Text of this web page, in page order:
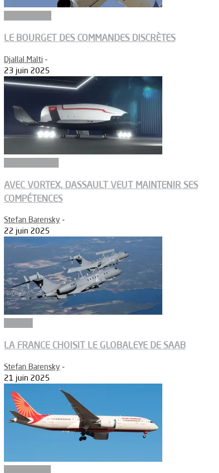
LE BOURGET DES COMMANDES DISCRÈTES
Djallal Malti -
23 juin 2025
AVEC VORTEX, DASSAULT VEUT MAINTENIR SES
COMPÉTENCES
Stefan Barensky -
22 juin 2025
LA FRANCE CHOISIT LE GLOBALEYE DE SAAB
Stefan Barensky -
21 juin 2025